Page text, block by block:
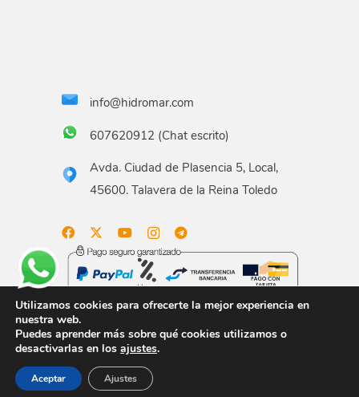
info@hidromar.com
607620912 (Chat escrito)
Avda. Ciudad de Plasencia 5, Local,
45600. Talavera de la Reina Toledo
Aviso legal Términos y condiciones
Política de
privacidad
Política de envío
Política de devoluciones
Utilizamos cookies para ofrecerte la mejor experiencia en
nuestra web.
Puedes aprender más sobre qué cookies utilizamos o
desactivarlas en los ajustes.
Aceptar Ajustes